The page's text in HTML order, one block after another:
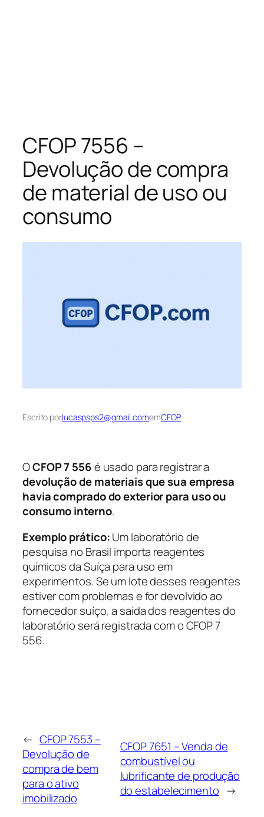
CFOP 7556 –
Devolução de compra
de material de uso ou
consumo
Escrito porlucaspsps2@gmail.comemCFOP
OCFOP 7 556é usado para registrar a
devolução de materiais que sua empresa
havia comprado do exterior para uso ou
consumo interno.
Exemplo prático:Um laboratório de
pesquisa no Brasil importa reagentes
químicos da Suíça para uso em
experimentos. Se um lote desses reagentes
estiver com problemas e for devolvido ao
fornecedor suíço, a saída dos reagentes do
laboratório será registrada com o CFOP 7
556.
← CFOP 7553 –
Devolução de
compra de bem
para o ativo
imobilizado
CFOP 7651 – Venda de
combustível ou
lubrificante de produção
do estabelecimento →